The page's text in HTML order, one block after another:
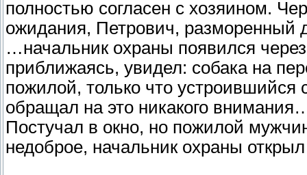
полностью согласен с хозяином.
ожидания, Петрович, разморенный
…начальник охраны появился
приближаясь, увидел: собака на
пожилой, только что
обращал на это никакого
Постучал в окно, но пожилой
недоброе, начальник охраны